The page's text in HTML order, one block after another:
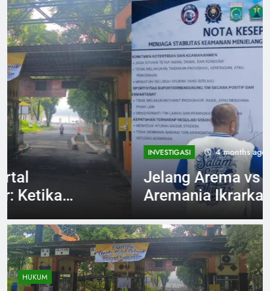
INVESTIGASI 4 months ago
Jelang Arema vs Persebaya
Aremania Ikrarkan Jaga
HUKUM